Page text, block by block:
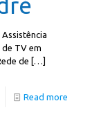
de TV em
de […]
Read more